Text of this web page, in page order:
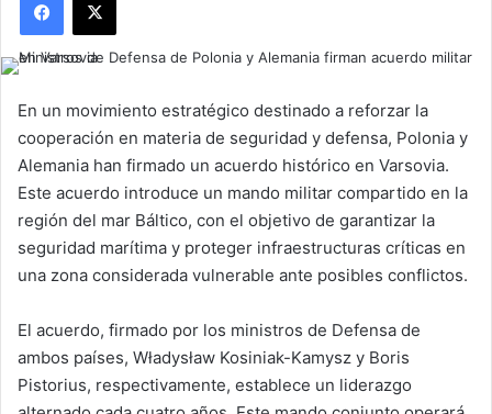
En un movimiento estratégico destinado a reforzar la
cooperación en materia de seguridad y defensa, Polonia y
Alemania han firmado un acuerdo histórico en Varsovia.
Este acuerdo introduce un mando militar compartido en la
región del mar Báltico, con el objetivo de garantizar la
seguridad marítima y proteger infraestructuras críticas en
una zona considerada vulnerable ante posibles conflictos.
El acuerdo, firmado por los ministros de Defensa de
ambos países, Władysław Kosiniak-Kamysz y Boris
Pistorius, respectivamente, establece un liderazgo